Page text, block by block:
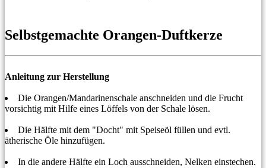
Selbstgemachte Orangen-Duftkerze
Anleitung zur Herstellung
Die Orangen/Mandarinenschale anschneiden und die Frucht
vorsichtig mit Hilfe eines Löffels von der Schale lösen.
Die Hälfte mit dem "Docht" mit Speiseöl füllen und evtl.
ätherische Öle hinzufügen.
In die andere Hälfte ein Loch ausschneiden, Nelken einstechen.